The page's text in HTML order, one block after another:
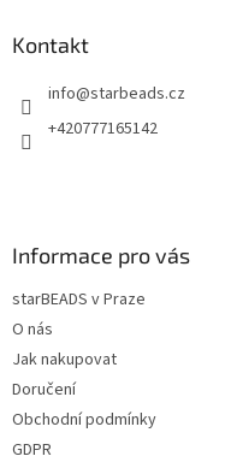
Kontakt
info@starbeads.cz
+420777165142
Informace pro vás
starBEADS v Praze
O nás
Jak nakupovat
Doručení
Obchodní podmínky
GDPR